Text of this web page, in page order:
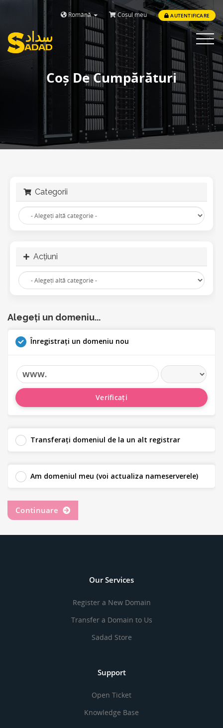
Română Coșul meu AUTENTIFICARE
Toggle
Coș De Cumpărături
Categorii
Acțiuni
Alegeți un domeniu...
Înregistrați un domeniu nou
www.
Verificați
Transferați domeniul de la un alt registrar
Am domeniul meu (voi actualiza nameserverele)
Our Services
Register a New Domain
Transfer a Domain to Us
Sadad Store
Support
Open Ticket
Knowledge Base